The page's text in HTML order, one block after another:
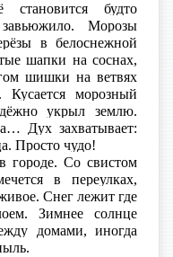
становится будто
Морозы
в белоснежной
шапки на соснах,
шишки на ветвях
Кусается морозный
укрыл землю.
Дух захватывает:
Просто чудо!
городе. Со свистом
в переулках,
Снег лежит где
Зимнее солнце
домами, иногда